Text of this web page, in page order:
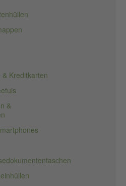
Kreditkarten
&